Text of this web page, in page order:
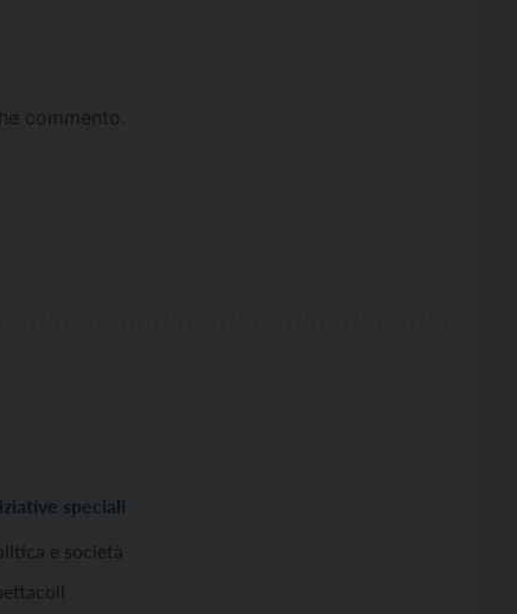
commento.
speciali
e società